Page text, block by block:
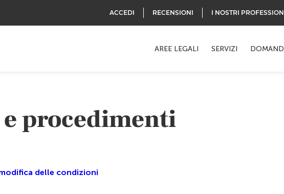
ACCEDI RECENSIONI I NOSTRI
AREE LEGALI SERVIZI
e procedimenti
delle condizioni